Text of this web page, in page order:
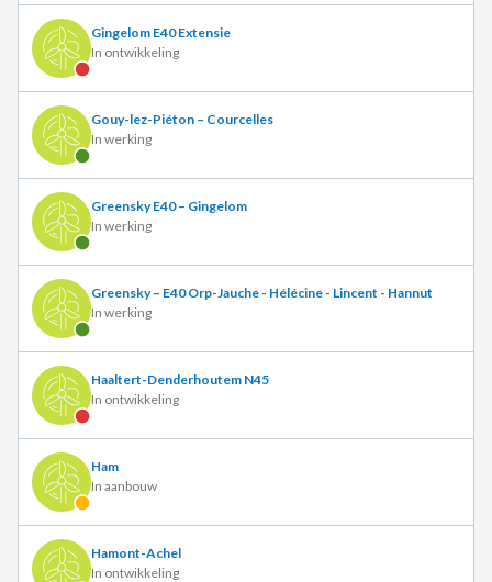
Gingelom E40 Extensie
In ontwikkeling
Gouy-lez-Piéton – Courcelles
In werking
Greensky E40 – Gingelom
In werking
Greensky – E40 Orp-Jauche - Hélécine - Lincent - Hannut
In werking
Haaltert-Denderhoutem N45
In ontwikkeling
Ham
In aanbouw
Hamont-Achel
In ontwikkeling